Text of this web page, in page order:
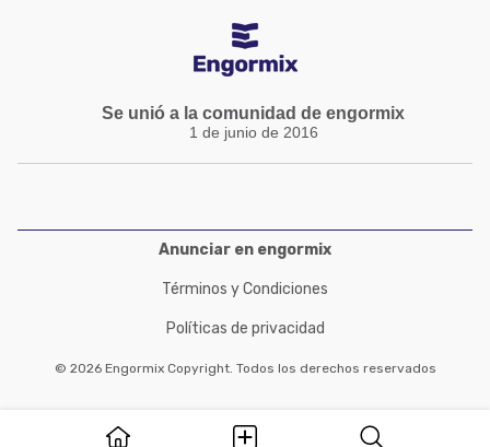
Se unió a la comunidad de engormix
1 de junio de 2016
Anunciar en engormix
Términos y Condiciones
Políticas de privacidad
© 2026 Engormix Copyright. Todos los derechos reservados